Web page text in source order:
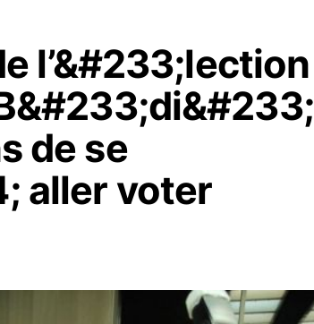
l’&#233;lection
de se
aller voter